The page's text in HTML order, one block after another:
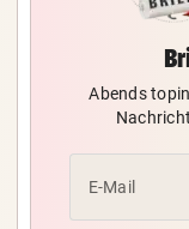
Abends
E-Mail